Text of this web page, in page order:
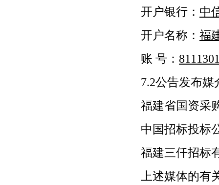
开户银行： 中
开户名称： 福
账 号：
7.2公告发布媒
福建省国资采
中国招标投标
福建三仟招标
上述媒体的